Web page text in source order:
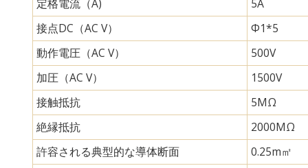
定格電流（A)
5A
接点DC（AC V）
Φ1*5
動作電圧（AC V）
500V
加圧（AC V）
1500V
接触抵抗
5MΩ
絶縁抵抗
2000MΩ
許容される典型的な導体断面
0.25m㎡